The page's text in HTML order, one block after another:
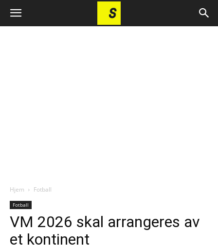
Hjem Fotball
Fotball
VM 2026 skal arrangeres av
et kontinent